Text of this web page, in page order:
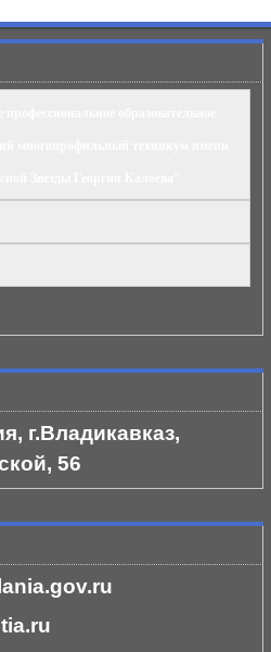
г.Владикавказ,
56
gov.ru